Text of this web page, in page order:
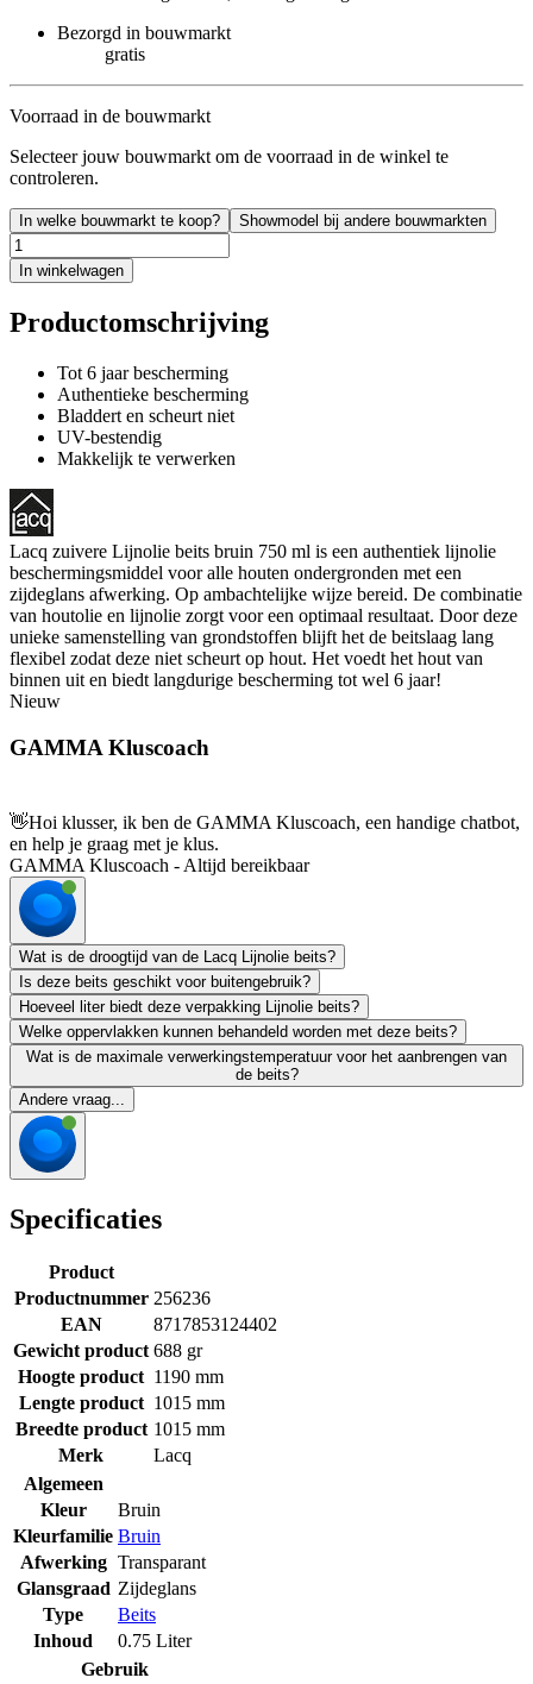
Bezorgd in bouwmarkt
gratis
Voorraad in de bouwmarkt
Selecteer jouw bouwmarkt om de voorraad in de winkel te
controleren.
In welke bouwmarkt te koop? Showmodel bij andere bouwmarkten
In winkelwagen
Productomschrijving
Tot 6 jaar bescherming
Authentieke bescherming
Bladdert en scheurt niet
UV-bestendig
Makkelijk te verwerken
Lacq zuivere Lijnolie beits bruin 750 ml is een authentiek lijnolie
beschermingsmiddel voor alle houten ondergronden met een
zijdeglans afwerking. Op ambachtelijke wijze bereid. De combinatie
van houtolie en lijnolie zorgt voor een optimaal resultaat. Door deze
unieke samenstelling van grondstoffen blijft het de beitslaag lang
flexibel zodat deze niet scheurt op hout. Het voedt het hout van
binnen uit en biedt langdurige bescherming tot wel 6 jaar!
Nieuw
GAMMA Kluscoach
👋Hoi klusser, ik ben de GAMMA Kluscoach, een handige chatbot,
en help je graag met je klus.
GAMMA Kluscoach - Altijd bereikbaar
Wat is de droogtijd van de Lacq Lijnolie beits?
Is deze beits geschikt voor buitengebruik?
Hoeveel liter biedt deze verpakking Lijnolie beits?
Welke oppervlakken kunnen behandeld worden met deze beits?
Wat is de maximale verwerkingstemperatuur voor het aanbrengen van
de beits?
Andere vraag...
Specificaties
Product
Productnummer 256236
EAN
8717853124402
Gewicht product 688 gr
Hoogte product 1190 mm
Lengte product 1015 mm
Breedte product 1015 mm
Merk
Lacq
Algemeen
Kleur
Bruin
Kleurfamilie Bruin
Afwerking Transparant
Glansgraad Zijdeglans
Type
Beits
Inhoud
0.75 Liter
Gebruik